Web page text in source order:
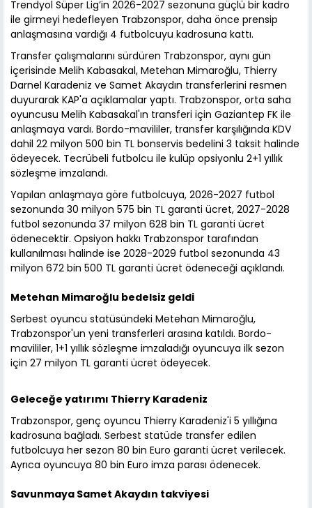
Trendyol Süper Lig’in 2026-2027 sezonuna güçlü bir kadro
ile girmeyi hedefleyen Trabzonspor, daha önce prensip
anlaşmasına vardığı 4 futbolcuyu kadrosuna kattı.
Transfer çalışmalarını sürdüren Trabzonspor, aynı gün
içerisinde Melih Kabasakal, Metehan Mimaroğlu, Thierry
Darnel Karadeniz ve Samet Akaydın transferlerini resmen
duyurarak KAP'a açıklamalar yaptı. Trabzonspor, orta saha
oyuncusu Melih Kabasakal'ın transferi için Gaziantep FK ile
anlaşmaya vardı. Bordo-mavililer, transfer karşılığında KDV
dahil 22 milyon 500 bin TL bonservis bedelini 3 taksit halinde
ödeyecek. Tecrübeli futbolcu ile kulüp opsiyonlu 2+1 yıllık
sözleşme imzalandı.
Yapılan anlaşmaya göre futbolcuya, 2026-2027 futbol
sezonunda 30 milyon 575 bin TL garanti ücret, 2027-2028
futbol sezonunda 37 milyon 628 bin TL garanti ücret
ödenecektir. Opsiyon hakkı Trabzonspor tarafından
kullanılması halinde ise 2028-2029 futbol sezonunda 43
milyon 672 bin 500 TL garanti ücret ödeneceği açıklandı.
Metehan Mimaroğlu bedelsiz geldi
Serbest oyuncu statüsündeki Metehan Mimaroğlu,
Trabzonspor'un yeni transferleri arasına katıldı. Bordo-
mavililer, 1+1 yıllık sözleşme imzaladığı oyuncuya ilk sezon
için 27 milyon TL garanti ücret ödeyecek.
Geleceğe yatırımı Thierry Karadeniz
Trabzonspor, genç oyuncu Thierry Karadeniz'i 5 yıllığına
kadrosuna bağladı. Serbest statüde transfer edilen
futbolcuya her sezon 80 bin Euro garanti ücret verilecek.
Ayrıca oyuncuya 80 bin Euro imza parası ödenecek.
Savunmaya Samet Akaydın takviyesi